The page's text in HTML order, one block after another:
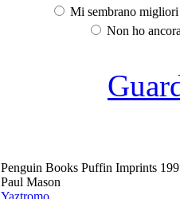
Mi sembrano
Non ho
Penguin Books Puffin Imprints
Paul Mason
Yaztromo